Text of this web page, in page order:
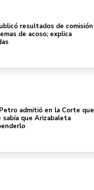
resultados de comisión
de acoso; explica
admitió en la Corte que
que Arizabaleta